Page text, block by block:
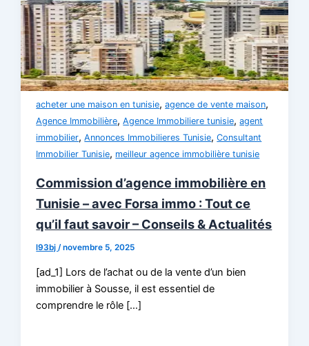
acheter une maison en tunisie,agence de vente maison,
Agence Immobilière,Agence Immobiliere tunisie,agent
immobilier,Annonces Immobilieres Tunisie,Consultant
Immobilier Tunisie, meilleur agence immobilière tunisie
Commission d’agence immobilière en
Tunisie – avec Forsa immo : Tout ce
qu’il faut savoir – Conseils & Actualités
l93bj/novembre 5, 2025
[ad_1] Lors de l’achat ou de la vente d’un bien
immobilier à Sousse, il est essentiel de
comprendre le rôle […]